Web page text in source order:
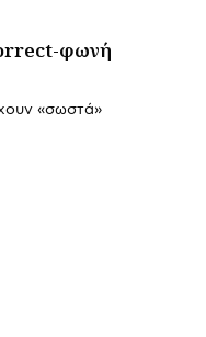
φωνή
«σωστά»